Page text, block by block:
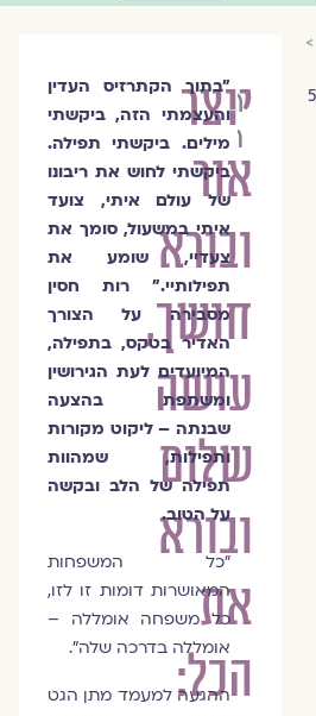
יוצר
אור
ובורא
חושך,
עושה
שלום
ובורא
את
הכל:
רות
חסין
"בתוך הקתרזיס העדין
והעצמתי הזה, ביקשתי
מילים. ביקשתי תפילה.
ביקשתי לחוש את ריבונו
של עולם איתי, צועד
איתי במשעול, סומך את
צעדיי, שומע את
תפילותיי." רות חסין
מסבירה על הצורך
האדיר בטקס, בתפילה,
המיועדים לעת הגירושין
ומשתפת בהצעה
שבנתה – ליקוט מקורות
ותפילות, שמהוות
תפילה של הלב ובקשה
על הטוב.
"כל המשפחות
המאושרות דומות זו לזו,
כל משפחה אומללה –
אומללה בדרכה שלה".
ההגעה למעמד מתן הגט